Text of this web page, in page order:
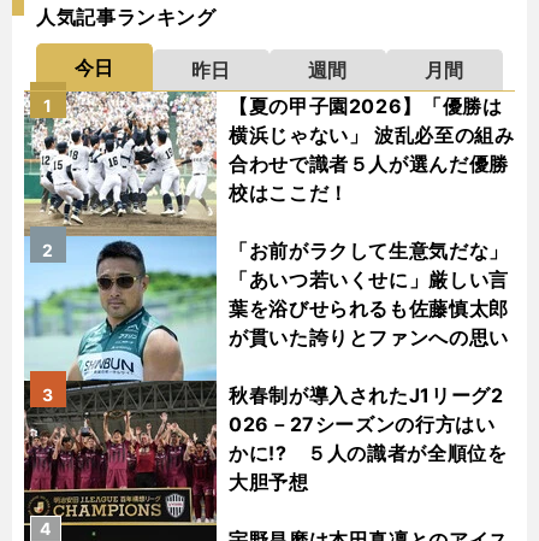
人気記事ランキング
今日 昨日 週間
月間
【夏の甲子園2026】「優勝は
横浜じゃない」 波乱必至の組み
合わせで識者５人が選んだ優勝
校はここだ！
1
「お前がラクして生意気だな」
「あいつ若いくせに」厳しい言
葉を浴びせられるも佐藤慎太郎
が貫いた誇りとファンへの思い
2
秋春制が導入されたJ1リーグ2
026－27シーズンの行方はい
かに!? ５人の識者が全順位を
大胆予想
3
4